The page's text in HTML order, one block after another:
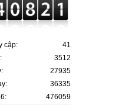
cập:
41
3512
27935
36335
476059